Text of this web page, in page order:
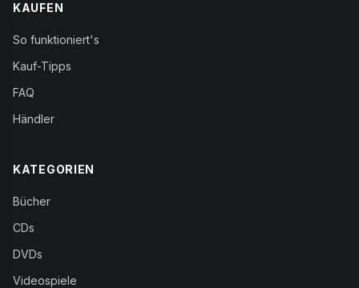
KAUFEN
So funktioniert's
Kauf-Tipps
FAQ
Händler
KATEGORIEN
Bücher
CDs
DVDs
Videospiele